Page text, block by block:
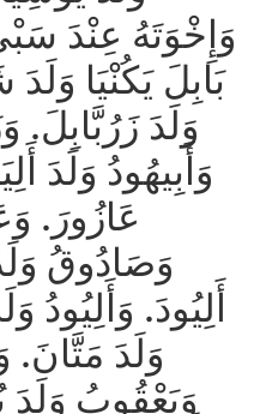
وَإِخْوَتَهُ عِنْدَ
بَابِلَ يَكُنْيَا
وَلَدَ زَرُبَّابِلَ.
وَأَبِيهُودُ وَلَدَ
عَازُورَ.
وَصَادُوقُ
أَلِيُودَ. وَأَلِيُودُ
وَلَدَ مَتَّانَ.
وَيَعْقُوبُ